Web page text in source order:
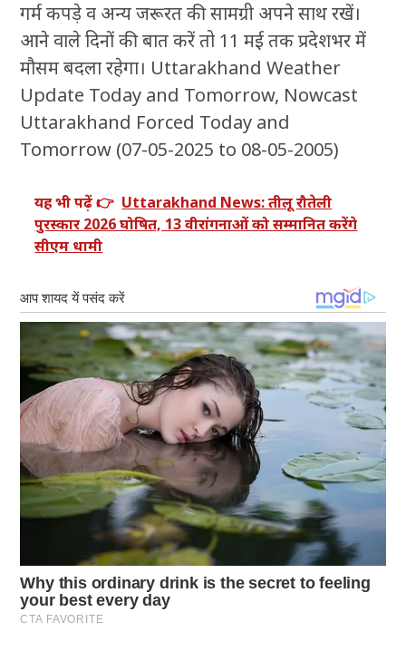
गर्म कपड़े व अन्य जरूरत की सामग्री अपने साथ रखें।
आने वाले दिनों की बात करें तो 11 मई तक प्रदेशभर में
मौसम बदला रहेगा। Uttarakhand Weather
Update Today and Tomorrow, Nowcast
Uttarakhand Forced Today and
Tomorrow (07-05-2025 to 08-05-2005)
यह भी पढ़ें 👉 Uttarakhand News: तीलू रौतेली
पुरस्कार 2026 घोषित, 13 वीरांगनाओं को सम्मानित करेंगे
सीएम धामी